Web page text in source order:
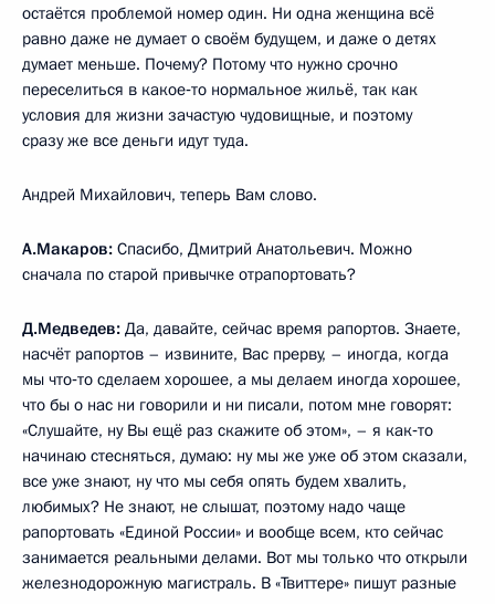
остаётся проблемой номер один. Ни одна женщина всё
равно даже не думает о своём будущем, и даже о детях
думает меньше. Почему? Потому что нужно срочно
переселиться в какое‑то нормальное жильё, так как
условия для жизни зачастую чудовищные, и поэтому
сразу же все деньги идут туда.
Андрей Михайлович, теперь Вам слово.
А.Макаров: Спасибо, Дмитрий Анатольевич. Можно
сначала по старой привычке отрапортовать?
Д.Медведев: Да, давайте, сейчас время рапортов. Знаете,
насчёт рапортов – извините, Вас прерву, – иногда, когда
мы что‑то сделаем хорошее, а мы делаем иногда хорошее,
что бы о нас ни говорили и ни писали, потом мне говорят:
«Слушайте, ну Вы ещё раз скажите об этом», – я как‑то
начинаю стесняться, думаю: ну мы же уже об этом сказали,
все уже знают, ну что мы себя опять будем хвалить,
любимых? Не знают, не слышат, поэтому надо чаще
рапортовать «Единой России» и вообще всем, кто сейчас
занимается реальными делами. Вот мы только что открыли
железнодорожную магистраль. В «Твиттере» пишут разные